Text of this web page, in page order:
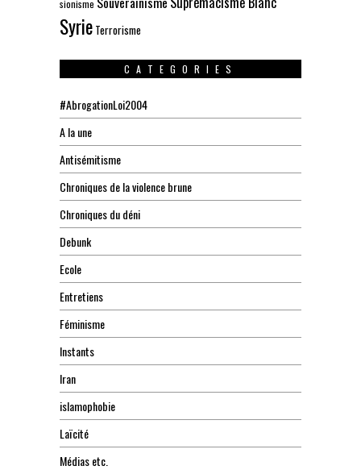
sionisme
Syrie Terrorisme
CATEGORIES
#AbrogationLoi2004
A la une
Antisémitisme
Chroniques de la violence brune
Chroniques du déni
Debunk
Ecole
Entretiens
Féminisme
Instants
Iran
islamophobie
Laïcité
Médias etc.